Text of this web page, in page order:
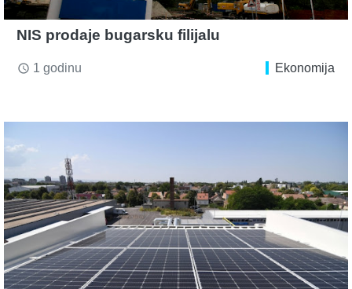
NIS prodaje bugarsku filijalu
access_time 1 godinu Ekonomija